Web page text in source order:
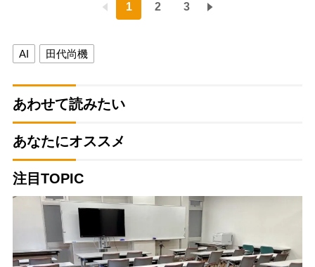
1 2 3
AI 田代尚機
あわせて読みたい
あなたにオススメ
注目TOPIC